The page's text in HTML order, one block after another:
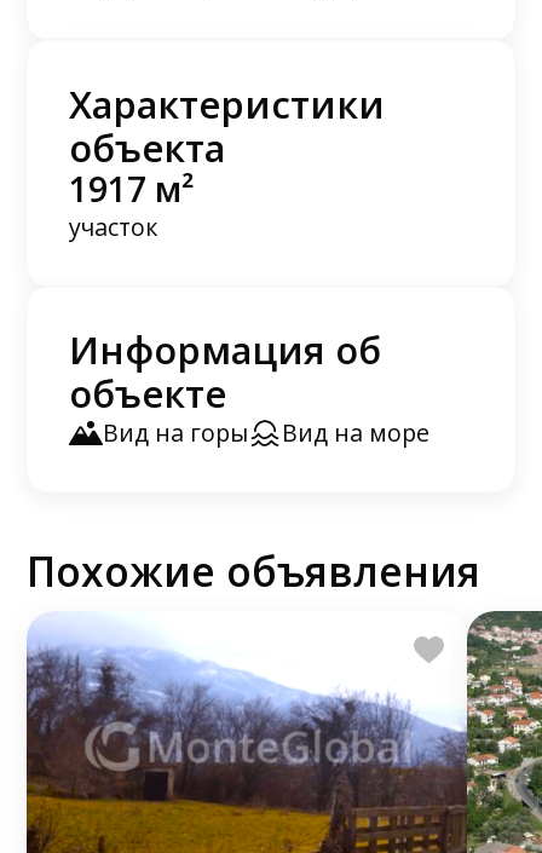
Характеристики
объекта
1917 м²
участок
Информация об
объекте
Вид на горы Вид на море
Похожие объявления